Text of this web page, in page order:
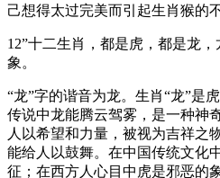
己想得太过完美而引起生肖猴的不
12”十二生肖，都是虎，都是龙
象。
“龙”字的谐音为龙。生肖“龙”是
传说中龙能腾云驾雾，是一种神
人以希望和力量，被视为吉祥之
能给人以鼓舞。在中国传统文化
征；在西方人心目中虎是邪恶的